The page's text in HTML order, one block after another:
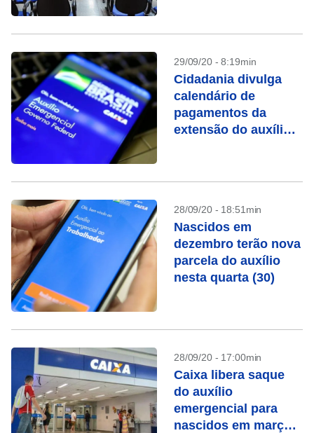
29/09/20 - 8:19min
Cidadania divulga
calendário de
pagamentos da
extensão do auxílio
28/09/20 - 18:51min
Nascidos em
dezembro terão nova
parcela do auxílio
nesta quarta (30)
28/09/20 - 17:00min
Caixa libera saque
do auxílio
emergencial para
nascidos em março